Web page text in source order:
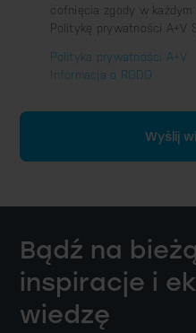
cofnięcia zgody w
Politykę prywatności A+V
Polityka prywatności A+V
Informacja o RODO
Wyślij
Bądź na
inspiracje i
wiedzę